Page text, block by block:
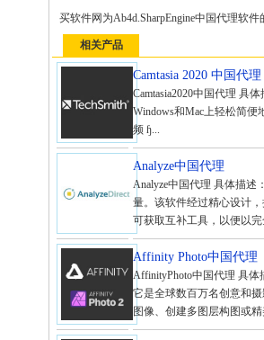
买软件网为Ab4d.SharpEngine中国代理软
相关产品
Camtasia 2020 中国代理
Camtasia2020中国代理 具
Windows和Mac上轻松简
频 ɧ...
Analyze中国代理
Analyze中国代理 具体描述
量。该软件经过精心设计
可获取互补工具，以便以
Affinity Photo中国代理
AffinityPhoto中国代理 具体
它是全球数百万名创意和
图像、创建多图层构图或